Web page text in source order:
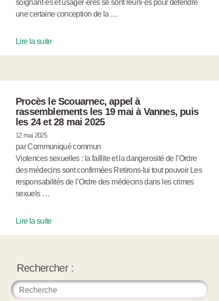
soignant·es et usager·ères se sont réuni·es pour défendre
une certaine conception de la …
Lire la suite
Procès le Scouarnec, appel à
rassemblements les 19 mai à Vannes, puis
les 24 et 28 mai 2025
12 mai 2025
par Communiqué commun
Violences sexuelles : la faillite et la dangerosité de l’Ordre
des médecins sont confirmées Retirons-lui tout pouvoir Les
responsabilités de l’Ordre des médecins dans les crimes
sexuels …
Lire la suite
Rechercher :